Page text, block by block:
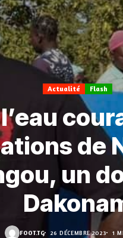
Actualité Flash
de
un
FOOT.TG 26 DÉCEMBRE 2023 1